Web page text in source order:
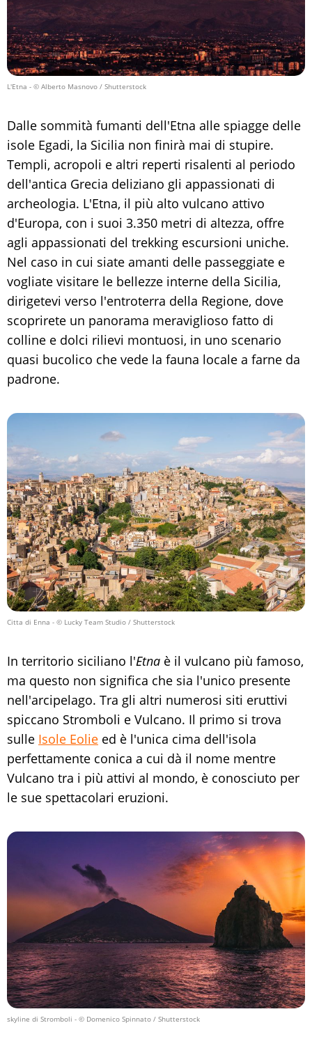
L'Etna - © Alberto Masnovo / Shutterstock
Dalle sommità fumanti dell'Etna alle spiagge delle
isole Egadi, la Sicilia non finirà mai di stupire.
Templi, acropoli e altri reperti risalenti al periodo
dell'antica Grecia deliziano gli appassionati di
archeologia. L'Etna, il più alto vulcano attivo
d'Europa, con i suoi 3.350 metri di altezza, offre
agli appassionati del trekking escursioni uniche.
Nel caso in cui siate amanti delle passeggiate e
vogliate visitare le bellezze interne della Sicilia,
dirigetevi verso l'entroterra della Regione, dove
scoprirete un panorama meraviglioso fatto di
colline e dolci rilievi montuosi, in uno scenario
quasi bucolico che vede la fauna locale a farne da
padrone.
Citta di Enna - © Lucky Team Studio / Shutterstock
In territorio siciliano l'Etna è il vulcano più famoso,
ma questo non significa che sia l'unico presente
nell'arcipelago. Tra gli altri numerosi siti eruttivi
spiccano Stromboli e Vulcano. Il primo si trova
sulle Isole Eolie ed è l'unica cima dell'isola
perfettamente conica a cui dà il nome mentre
Vulcano tra i più attivi al mondo, è conosciuto per
le sue spettacolari eruzioni.
skyline di Stromboli - © Domenico Spinnato / Shutterstock